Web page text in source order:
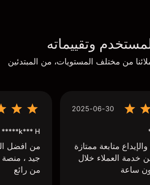
وتقييماته
من مختلف المستويات، من المبتدئين
2025-06-30
متابعة ممتازة
خدمة العملاء خلال
ساعة
k*** H*****
من افضل
جيد ،
من رائع